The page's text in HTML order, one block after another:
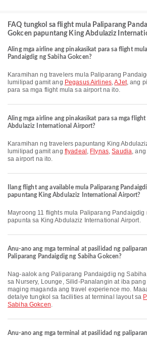
FAQ tungkol sa flight mula Paliparang
Gokcen papuntang King Abdulaziz
Aling mga airline ang pinakasikat para sa flight
Pandaigdig ng Sabiha Gokcen?
Karamihan ng travelers mula Paliparang Pandaigdig ng Sabiha Gokcen ay
lumilipad gamit ang Pegasus Airlines,AJet, ang
para sa mga flight mula sa airport na ito.
Aling mga airline ang pinakasikat para sa mga
Abdulaziz International Airport?
Karamihan ng travelers papuntang King Abdulaziz International Airport ay
lumilipad gamit ang flyadeal , Flynas,Saudia,
sa airport na ito.
Ilang flight ang available mula Paliparang
papuntang King Abdulaziz International Airport?
Mayroong 11 flights mula Paliparang Pandaigdig ng Sabiha Gokcen
papunta sa King Abdulaziz International Airport.
Anu-ano ang mga terminal at pasilidad ng
Paliparang Pandaigdig ng Sabiha Gokcen?
Nag-aalok ang Paliparang Pandaigdig ng Sabiha Gokcen ng Kuwarto para
sa Nursery, Lounge, Silid-Panalangin at iba
maging maganda ang travel experience mo.
detalye tungkol sa facilities at terminal layout sa
Sabiha Gokcen.
Anu-ano ang mga terminal at pasilidad ng